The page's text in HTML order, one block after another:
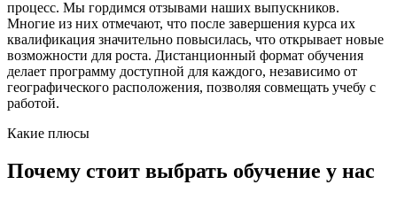
процесс. Мы гордимся отзывами наших выпускников.
Многие из них отмечают, что после завершения курса их
квалификация значительно повысилась, что открывает новые
возможности для роста. Дистанционный формат обучения
делает программу доступной для каждого, независимо от
географического расположения, позволяя совмещать учебу с
работой.
Какие плюсы
Почему стоит выбрать обучение у нас